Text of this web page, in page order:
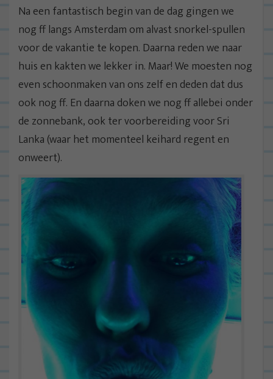
Na een fantastisch begin van de dag gingen we
nog ff langs Amsterdam om alvast snorkel-spullen
voor de vakantie te kopen. Daarna reden we naar
huis en kakten we lekker in. Maar! We moesten nog
even schoonmaken van ons zelf en deden dat dus
ook nog ff. En daarna doken we nog ff allebei onder
de zonnebank, ook ter voorbereiding voor Sri
Lanka (waar het momenteel keihard regent en
onweert).